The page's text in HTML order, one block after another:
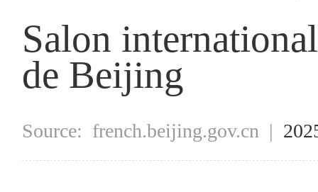
Salon
de Beijing
Source: french.beijing.gov.cn |